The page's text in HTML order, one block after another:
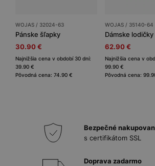
WOJAS / 32024-63
Pánske šľapky
30.90 €
Najnižšia cena v období 30 dní:
39.90 €
Pôvodná cena: 74.90 €
WOJAS / 35140-64
Dámske lodičky
62.90 €
Najnižšia cena v
99.90 €
Pôvodná cena:
Bezpečné
s certifikátom SSL
Doprava zadarmo